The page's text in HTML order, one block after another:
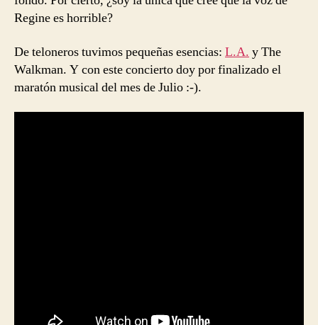
Regine es horrible?
De teloneros tuvimos pequeñas esencias: L.A. y The
Walkman. Y con este concierto doy por finalizado el
maratón musical del mes de Julio :-).